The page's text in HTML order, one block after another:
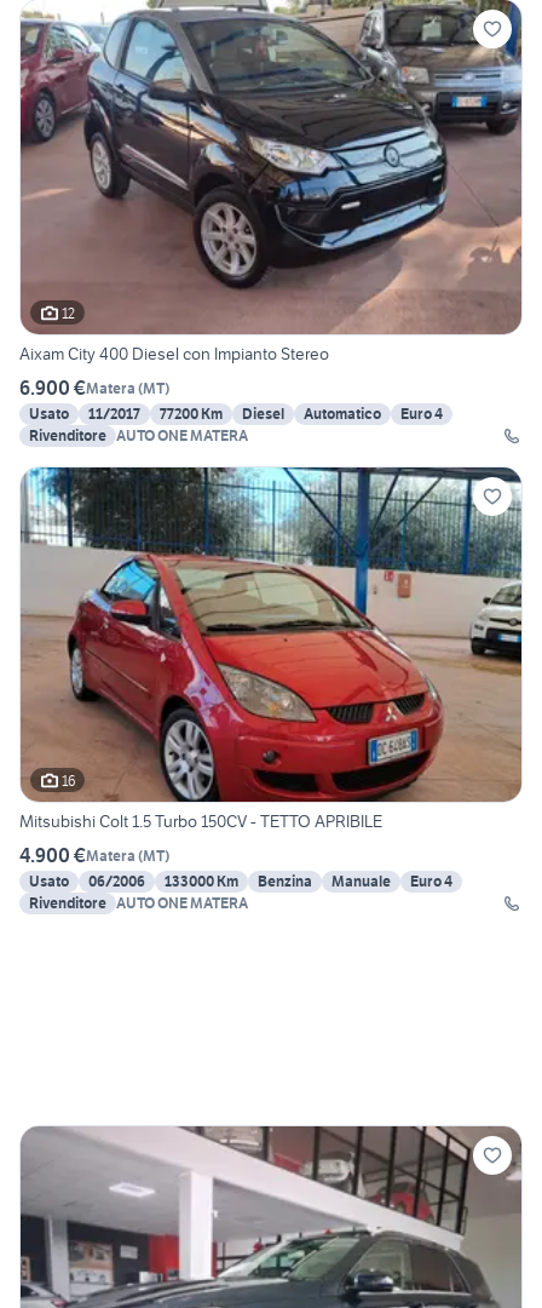
12
Aixam City 400 Diesel con Impianto Stereo
6.900 €Matera (MT)
Usato
11/2017 77200 Km Diesel Automatico
Euro 4
Rivenditore AUTO ONE MATERA
16
Mitsubishi Colt 1.5 Turbo 150CV - TETTO APRIBILE
4.900 €Matera (MT)
Usato
06/2006 133000 Km Benzina Manuale
Euro 4
Rivenditore AUTO ONE MATERA